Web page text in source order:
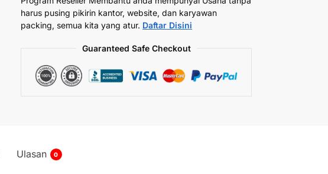
harus pusing pikirin kantor, website, dan karyawan
packing, semua kita yang atur. Daftar Disini
Guaranteed Safe Checkout
Ulasan 0